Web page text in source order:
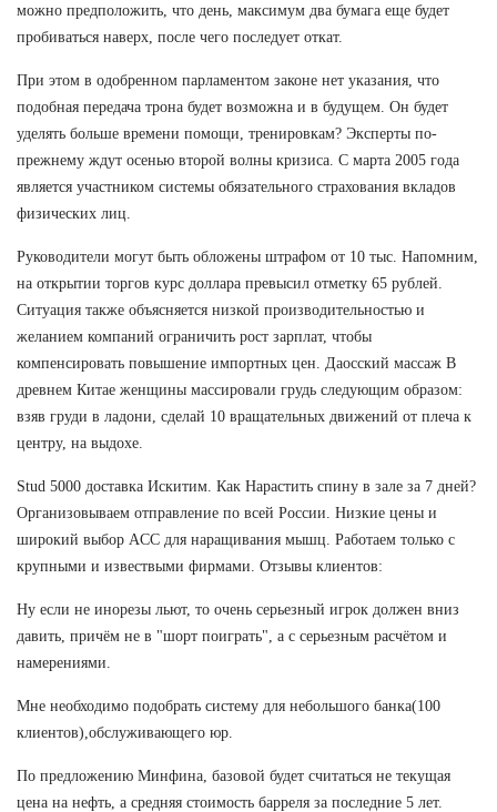
можно предположить, что день, максимум два бумага еще будет
пробиваться наверх, после чего последует откат.
При этом в одобренном парламентом законе нет указания, что
подобная передача трона будет возможна и в будущем. Он будет
уделять больше времени помощи, тренировкам? Эксперты по-
прежнему ждут осенью второй волны кризиса. С марта 2005 года
является участником системы обязательного страхования вкладов
физических лиц.
Руководители могут быть обложены штрафом от 10 тыс. Напомним,
на открытии торгов курс доллара превысил отметку 65 рублей.
Ситуация также объясняется низкой производительностью и
желанием компаний ограничить рост зарплат, чтобы
компенсировать повышение импортных цен. Даосский массаж В
древнем Китае женщины массировали грудь следующим образом:
взяв груди в ладони, сделай 10 вращательных движений от плеча к
центру, на выдохе.
Stud 5000 доставка Искитим. Как Нарастить спину в зале за 7 дней?
Организовываем отправление по всей России. Низкие цены и
широкий выбор ACC для наращивания мышц. Работаем только с
крупными и извествыми фирмами. Отзывы клиентов:
Ну если не инорезы льют, то очень серьезный игрок должен вниз
давить, причём не в "шорт поиграть", а с серьезным расчётом и
намерениями.
Мне необходимо подобрать систему для небольшого банка(100
клиентов),обслуживающего юр.
По предложению Минфина, базовой будет считаться не текущая
цена на нефть, а средняя стоимость барреля за последние 5 лет.